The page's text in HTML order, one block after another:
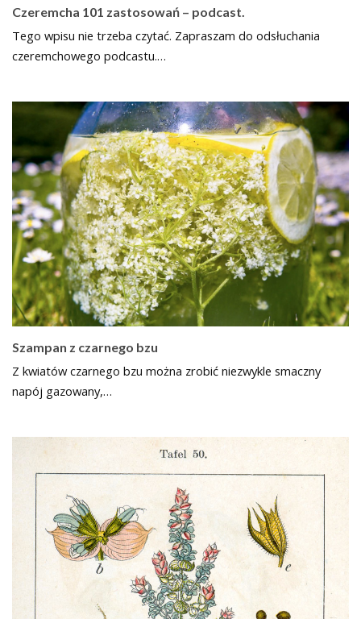
Czeremcha 101 zastosowań – podcast.
Tego wpisu nie trzeba czytać. Zapraszam do odsłuchania
czeremchowego podcastu.…
Szampan z czarnego bzu
Z kwiatów czarnego bzu można zrobić niezwykle smaczny
napój gazowany,…